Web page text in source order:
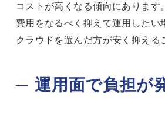
コストが高くなる傾向にあります。
費用をなるべく抑えて運用したい
クラウドを選んだ方が安く抑える
運用面で負担が